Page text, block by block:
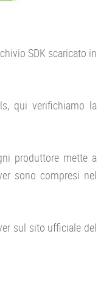
SDK scaricato in
qui verifichiamo la
produttore mette a
sono compresi nel
sul sito ufficiale del